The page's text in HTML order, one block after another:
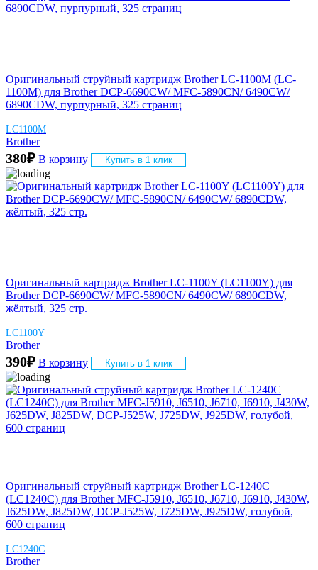
Оригинальный струйный картридж Brother LC-1100M (LC-
1100М) для Brother DCP-6690CW/ MFC-5890CN/ 6490CW/
6890CDW, пурпурный, 325 страниц
LC1100M
Brother
380₽ В корзину Купить в 1 клик
Оригинальный картридж Brother LC-1100Y (LC1100Y) для
Brother DCP-6690CW/ MFC-5890CN/ 6490CW/ 6890CDW,
жёлтый, 325 стр.
LC1100Y
Brother
390₽ В корзину Купить в 1 клик
Оригинальный струйный картридж Brother LC-1240C
(LC1240C) для Brother MFC-J5910, J6510, J6710, J6910, J430W,
J625DW, J825DW, DCP-J525W, J725DW, J925DW, голубой,
600 страниц
LC1240C
Brother